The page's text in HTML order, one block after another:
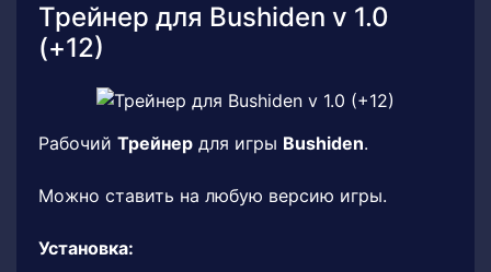
Трейнер для Bushiden v 1.0
(+12)
Рабочий Трейнер для игры Bushiden.
Можно ставить на любую версию игры.
Установка: